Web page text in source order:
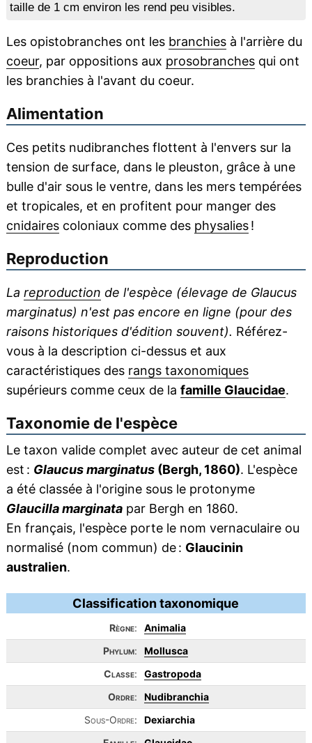
taille de 1 cm environ les rend peu visibles.
Les opistobranches ont les branchiesà l'arrière du
coeur, par oppositions aux prosobranchesqui ont
les branchies à l'avant du coeur.
Alimentation
Ces petits nudibranches flottent à l'envers sur la
tension de surface, dans le pleuston, grâce à une
bulle d'air sous le ventre, dans les mers tempérées
et tropicales, et en profitent pour manger des
cnidairescoloniaux comme des physalies!
Reproduction
La reproduction de l'espèce (élevage de Glaucus
marginatus) n'est pas encore en ligne (pour des
raisons historiques d'édition souvent). Référez-
vous à la description ci-dessus et aux
caractéristiques des rangs taxonomiques
supérieurs comme ceux de la famille Glaucidae.
Taxonomie de l'espèce
Le taxon valide complet avec auteur de cet animal
est : Glaucus marginatus(Bergh, 1860). L'espèce
a été classée à l'origine sous le protonyme
Glaucilla marginatapar Bergh en 1860.
En français, l'espèce porte le nom vernaculaire ou
normalisé (nom commun) de : Glaucinin
australien.
Classification taxonomique
Règne:
Animalia
Phylum:
Mollusca
Classe:
Gastropoda
Ordre:
Nudibranchia
Sous-Ordre:
Dexiarchia